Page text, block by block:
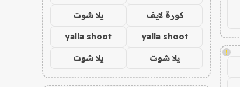
!
كورة لايف يلا شوت
yalla shoot
yalla shoot
يلا شوت يلا شوت